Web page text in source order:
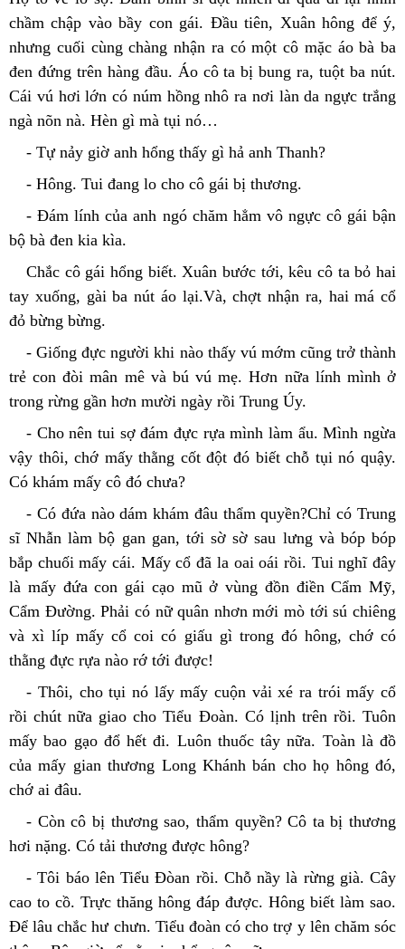
chầm chập vào bầy con gái. Đầu tiên, Xuân hông để ý,
nhưng cuối cùng chàng nhận ra có một cô mặc áo bà ba
đen đứng trên hàng đầu. Áo cô ta bị bung ra, tuột ba nút.
Cái vú hơi lớn có núm hồng nhô ra nơi làn da ngực trắng
ngà nõn nà. Hèn gì mà tụi nó…
- Tự nảy giờ anh hổng thấy gì hả anh Thanh?
- Hông. Tui đang lo cho cô gái bị thương.
- Đám lính của anh ngó chăm hẳm vô ngực cô gái bận
bộ bà đen kia kìa.
Chắc cô gái hổng biết. Xuân bước tới, kêu cô ta bỏ hai
tay xuống, gài ba nút áo lại.Và, chợt nhận ra, hai má cổ
đỏ bừng bừng.
- Giống đực người khi nào thấy vú mớm cũng trở thành
trẻ con đòi mân mê và bú vú mẹ. Hơn nữa lính mình ở
trong rừng gần hơn mười ngày rồi Trung Úy.
- Cho nên tui sợ đám đực rựa mình làm ẩu. Mình ngừa
vậy thôi, chớ mấy thằng cốt đột đó biết chỗ tụi nó quậy.
Có khám mấy cô đó chưa?
- Có đứa nào dám khám đâu thẩm quyền?Chỉ có Trung
sĩ Nhẫn làm bộ gan gan, tới sờ sờ sau lưng và bóp bóp
bắp chuối mấy cái. Mấy cổ đã la oai oái rồi. Tui nghĩ đây
là mấy đứa con gái cạo mũ ở vùng đồn điền Cẩm Mỹ,
Cẩm Đường. Phải có nữ quân nhơn mới mò tới sú chiêng
và xì líp mấy cổ coi có giấu gì trong đó hông, chớ có
thằng đực rựa nào rớ tới được!
- Thôi, cho tụi nó lấy mấy cuộn vải xé ra trói mấy cổ
rồi chút nữa giao cho Tiểu Đoàn. Có lịnh trên rồi. Tuôn
mấy bao gạo đổ hết đi. Luôn thuốc tây nữa. Toàn là đồ
của mấy gian thương Long Khánh bán cho họ hông đó,
chớ ai đâu.
- Còn cô bị thương sao, thẩm quyền? Cô ta bị thương
hơi nặng. Có tải thương được hông?
- Tôi báo lên Tiểu Đòan rồi. Chỗ nầy là rừng già. Cây
cao to cồ. Trực thăng hông đáp được. Hông biết làm sao.
Để lâu chắc hư chưn. Tiểu đoàn có cho trợ y lên chăm sóc